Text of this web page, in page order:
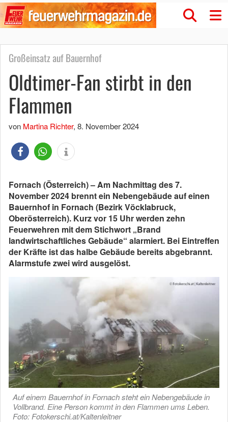
Großeinsatz auf Bauernhof
Oldtimer-Fan stirbt in den
Flammen
von Martina Richter, 8. November 2024
Fornach (Österreich) – Am Nachmittag des 7.
November 2024 brennt ein Nebengebäude auf einen
Bauernhof in Fornach (Bezirk Vöcklabruck,
Oberösterreich). Kurz vor 15 Uhr werden zehn
Feuerwehren mit dem Stichwort „Brand
landwirtschaftliches Gebäude“ alarmiert. Bei Eintreffen
der Kräfte ist das halbe Gebäude bereits abgebrannt.
Alarmstufe zwei wird ausgelöst.
Auf einem Bauernhof in Fornach steht ein Nebengebäude in
Vollbrand. Eine Person kommt in den Flammen ums Leben.
Foto: Fotokerschi.at/Kaltenleitner